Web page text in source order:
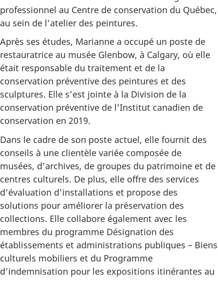
professionnel au Centre de conservation du Québec,
au sein de l’atelier des peintures.
Après ses études, Marianne a occupé un poste de
restauratrice au musée Glenbow, à Calgary, où elle
était responsable du traitement et de la
conservation préventive des peintures et des
sculptures. Elle s’est jointe à la Division de la
conservation préventive de l’Institut canadien de
conservation en 2019.
Dans le cadre de son poste actuel, elle fournit des
conseils à une clientèle variée composée de
musées, d’archives, de groupes du patrimoine et de
centres culturels. De plus, elle offre des services
d’évaluation d’installations et propose des
solutions pour améliorer la préservation des
collections. Elle collabore également avec les
membres du programme Désignation des
établissements et administrations publiques – Biens
culturels mobiliers et du Programme
d’indemnisation pour les expositions itinérantes au